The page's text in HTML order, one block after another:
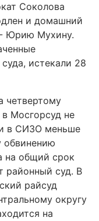
Соколова
и домашний
- Юрию Мухину.
истекали 28
четвертому
Мосгорсуд не
в СИЗО меньше
обвинению
на общий срок
районный суд. В
райсуд
округу
на